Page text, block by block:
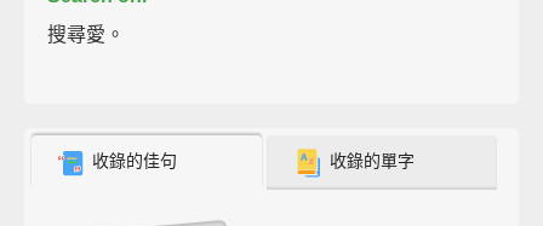
搜尋愛。
收錄的佳句 收錄的單字